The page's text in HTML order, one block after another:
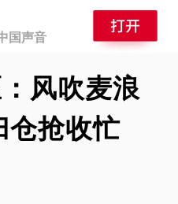
国声音
风吹麦浪
仓抢收忙